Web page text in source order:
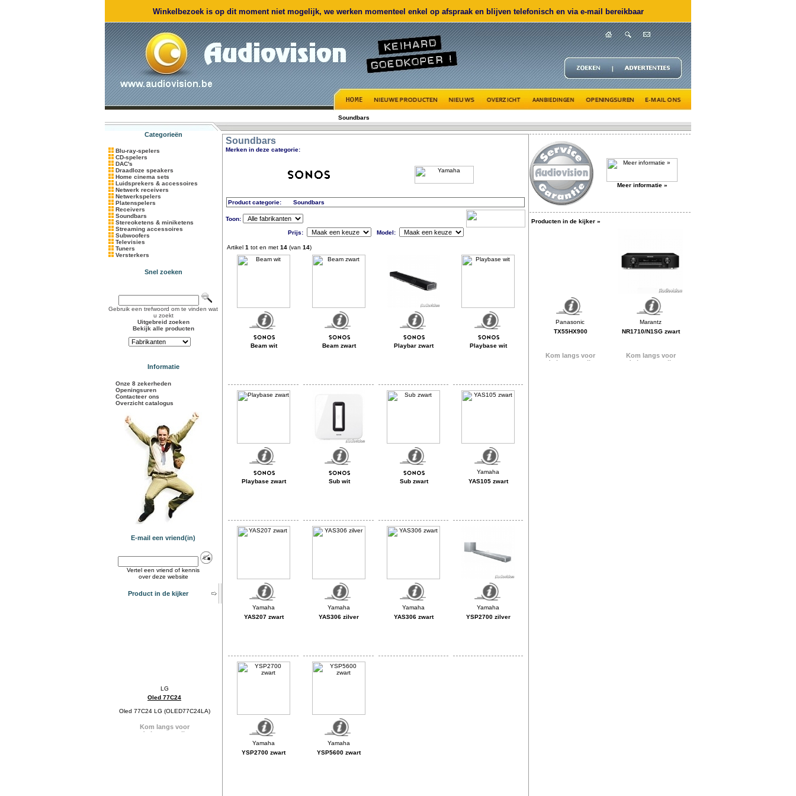
Winkelbezoek is op dit moment niet mogelijk, we werken momenteel enkel op afspraak en blijven telefonisch en via e-mail bereikbaar
Soundbars
Categorieën
Blu-ray-spelers
CD-spelers
DAC's
Draadloze speakers
Home cinema sets
Luidsprekers & accessoires
Netwerk receivers
Netwerkspelers
Platenspelers
Receivers
Soundbars
Stereoketens & miniketens
Streaming accessoires
Subwoofers
Televisies
Tuners
Versterkers
Snel zoeken
Gebruik een trefwoord om te vinden wat
u zoekt
Uitgebreid zoeken
Bekijk alle producten
Informatie
Onze 8 zekerheden
Openingsuren
Contacteer ons
Overzicht catalogus
E-mail een vriend(in)
Vertel een vriend of kennis
over deze website
Product in de kijker
Oled 77C24
Oled 77C24 LG (OLED77C24LA)
Soundbars
Merken in deze categorie:
Product categorie: Soundbars
Toon:
Prijs: Model:
Artikel 1 tot en met 14 (van 14)
Beam wit Beam zwart Playbar zwart Playbase wit
Playbase zwart Sub wit Sub zwart YAS105 zwart
YAS207 zwart YAS306 zilver YAS306 zwart YSP2700 zilver
YSP2700 zwart YSP5600 zwart
Meer informatie »
Producten in de kijker »
TX55HX900 NR1710/N1SG zwart